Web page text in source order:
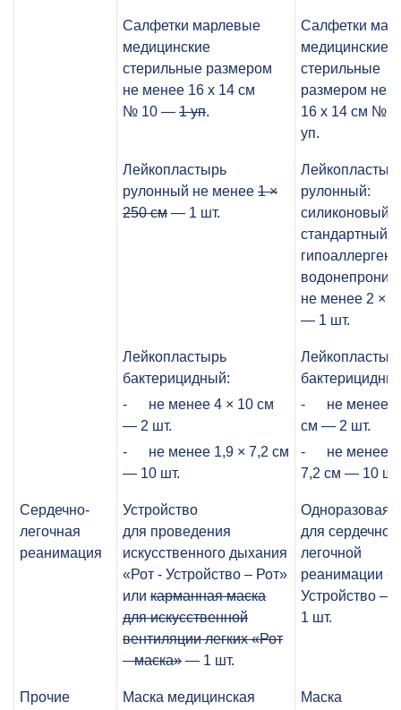
Салфетки марлевые
медицинские
стерильные размером
не менее 16 х 14 см
№ 10 — 1 уп.
Салфетки
медицинские
стерильные
размером не
16 х 14 см №
уп.
Лейкопластырь
рулонный не менее 1 ×
250 см — 1 шт.
рулонный:
силиконовый /
стандартный /
не менее 2 ×
— 1 шт.
Лейкопластырь
бактерицидный:
- не менее 4 × 10 см
— 2 шт.
- не менее 1,9 × 7,2 см
— 10 шт.
- не менее 4
см — 2 шт.
- не менее
7,2 см — 10 шт.
Сердечно-
легочная
реанимация
Устройство
для проведения
искусственного дыхания
«Рот - Устройство – Рот»
или карманная маска
для искусственной
вентиляции легких«Рот
– маска» — 1 шт.
Одноразовая
для сердечно-
легочной
реанимации
Устройство –
1 шт.
Прочие
Маска медицинская
Маска